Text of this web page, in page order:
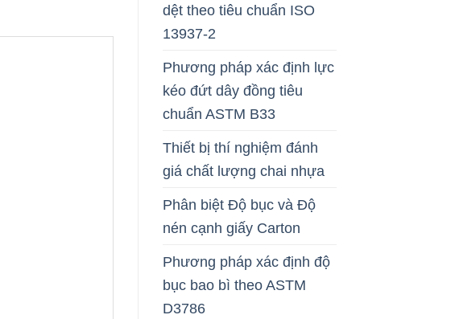
dệt theo tiêu chuẩn ISO
13937-2
Phương pháp xác định lực
kéo đứt dây đồng tiêu
chuẩn ASTM B33
Thiết bị thí nghiệm đánh
giá chất lượng chai nhựa
Phân biệt Độ bục và Độ
nén cạnh giấy Carton
Phương pháp xác định độ
bục bao bì theo ASTM
D3786